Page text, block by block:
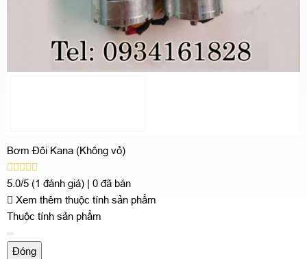
Bơm Đôi Kana (Không vỏ)
5.0/5 (1 đánh giá) | 0 đã bán
Xem thêm thuộc tính sản phẩm
Thuộc tính sản phẩm
Đóng